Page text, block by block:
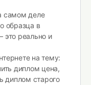
самом деле
образца в
это реально и
на тему:
диплом цена,
диплом старого